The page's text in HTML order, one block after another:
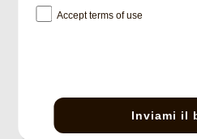
CUSCINETTI
FILTRI ARIA
Accept terms of use
Inviami il